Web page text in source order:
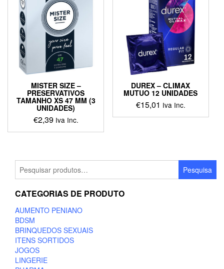
MISTER SIZE –
PRESERVATIVOS
TAMANHO XS 47 MM (3
UNIDADES)
€2,39 Iva Inc.
DUREX – CLIMAX
MUTUO 12 UNIDADES
€15,01 Iva Inc.
Pesquisar
por:
Pesquisa
CATEGORIAS DE PRODUTO
AUMENTO PENIANO
BDSM
BRINQUEDOS SEXUAIS
ITENS SORTIDOS
JOGOS
LINGERIE